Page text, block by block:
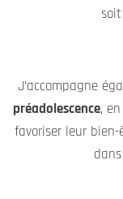
J’accompagne
préadolescence,
favoriser leur